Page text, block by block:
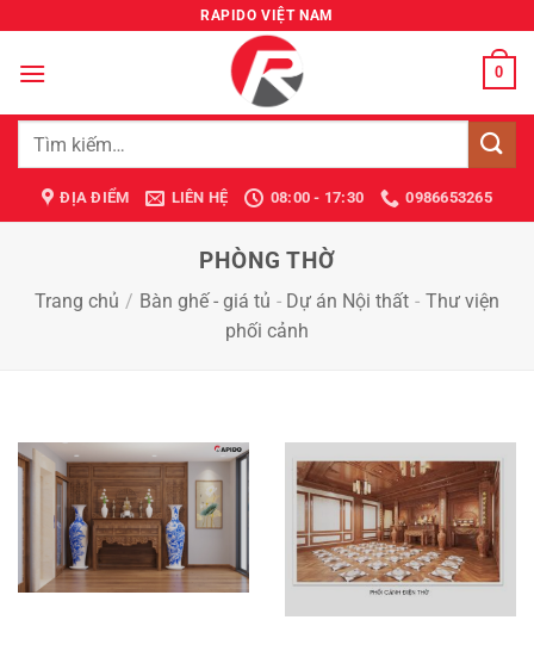
nội
RAPIDO VIỆT NAM
0
Tìm
ĐỊA ĐIỂM LIÊN HỆ 08:00 - 17:30 0986653265
PHÒNG THỜ
Trang chủ / Bàn ghế - giá tủ - Dự án Nội thất - Thư viện
phối cảnh